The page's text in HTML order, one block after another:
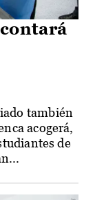
también
acogerá,
de